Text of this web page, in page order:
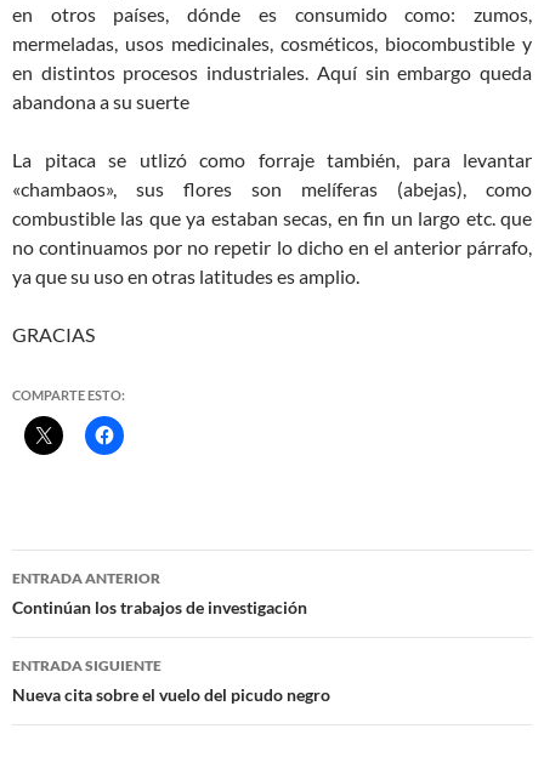
en otros países, dónde es consumido como: zumos,
mermeladas, usos medicinales, cosméticos, biocombustible y
en distintos procesos industriales. Aquí sin embargo queda
abandona a su suerte
La pitaca se utlizó como forraje también, para levantar
«chambaos», sus flores son melíferas (abejas), como
combustible las que ya estaban secas, en fin un largo etc. que
no continuamos por no repetir lo dicho en el anterior párrafo,
ya que su uso en otras latitudes es amplio.
GRACIAS
COMPARTE ESTO:
Navegación
de
entradas
ENTRADA ANTERIOR
Continúan los trabajos de investigación
ENTRADA SIGUIENTE
Nueva cita sobre el vuelo del picudo negro